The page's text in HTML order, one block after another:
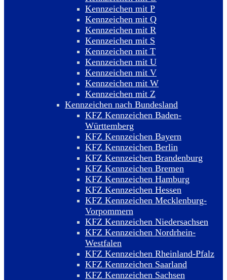
Kennzeichen mit P
Kennzeichen mit Q
Kennzeichen mit R
Kennzeichen mit S
Kennzeichen mit T
Kennzeichen mit U
Kennzeichen mit V
Kennzeichen mit W
Kennzeichen mit Z
Kennzeichen nach Bundesland
KFZ Kennzeichen Baden-
Württemberg
KFZ Kennzeichen Bayern
KFZ Kennzeichen Berlin
KFZ Kennzeichen Brandenburg
KFZ Kennzeichen Bremen
KFZ Kennzeichen Hamburg
KFZ Kennzeichen Hessen
KFZ Kennzeichen Mecklenburg-
Vorpommern
KFZ Kennzeichen Niedersachsen
KFZ Kennzeichen Nordrhein-
Westfalen
KFZ Kennzeichen Rheinland-Pfalz
KFZ Kennzeichen Saarland
KFZ Kennzeichen Sachsen